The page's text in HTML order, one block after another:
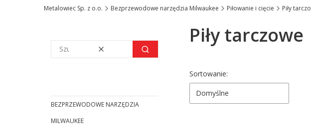
Metalowiec Sp. z o.o. Bezprzewodowe narzędzia Milwaukee Piłowanie i cięcie Piły
Wyczyść Szukaj
BEZPRZEWODOWE NARZĘDZIA
MILWAUKEE
Piły tarczowe
Lista produktów
Sortowanie:
Domyślne